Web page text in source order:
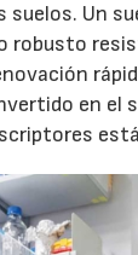
suelos. Un
robusto
en